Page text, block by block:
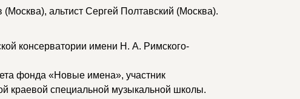
альтист Сергей Полтавский (Москва).
консерватории имени Н. А. Римского-
фонда «Новые имена», участник
краевой специальной музыкальной школы.